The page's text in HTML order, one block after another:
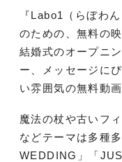
『Labo1（らぼわ
のための、無料の
結婚式のオープニ
ー、メッセージに
い雰囲気の無料動
魔法の杖や古いフ
などテーマは多種
WEDDING」「